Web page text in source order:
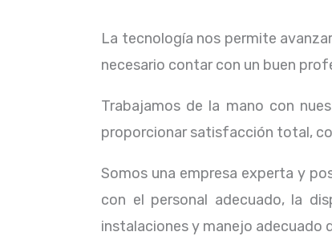
La tecnología nos permite
necesario contar con un buen
Trabajamos de la mano con
proporcionar satisfacción total,
Somos una empresa experta y
con el personal adecuado, la
instalaciones y manejo adecuado